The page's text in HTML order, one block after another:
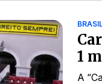
1
A